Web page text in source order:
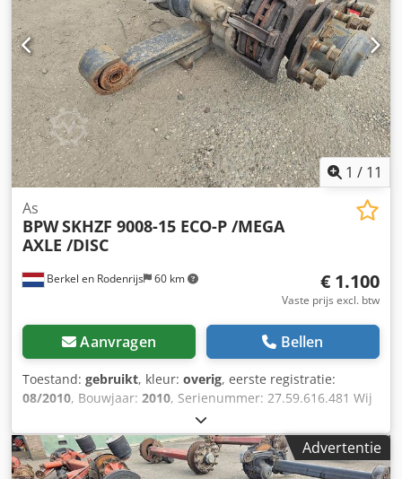
1 / 11
Berkel en Rodenrijs 60 km
As
BPWSKHZF 9008-15 ECO-P /MEGA
AXLE /DISC
€ 1.100
Vaste prijs excl. btw
Aanvragen Bellen
Toestand: gebruikt, kleur: overig, eerste registratie:
08/2010, Bouwjaar: 2010, Serienummer: 27.59.616.481 Wij
hebben meer dan 100 assen op voorraad. Neem contact
met ons op als u niet kunt vinden wat u zoekt. Cedpfx Aozr
Atzok Ujha
Advertentie